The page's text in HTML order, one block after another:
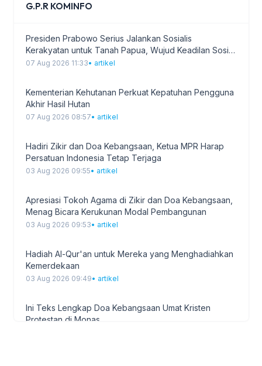
17 Jun 2025 • Rapat Kerja
20 Jun 2025 • Undangan Kegiatan
Press Release Pelaporan LKPM Tahun 2026
PETUNJUK TEKNIS
Undangan Kegiatan
G.P.R KOMINFO
Presiden Prabowo Serius Jalankan Sosialis
Kerakyatan untuk Tanah Papua, Wujud Keadilan Sosial
bagi Masyarakat Papua
07 Aug 2026 11:33• artikel
Kementerian Kehutanan Perkuat Kepatuhan Pengguna
Akhir Hasil Hutan
07 Aug 2026 08:57• artikel
Hadiri Zikir dan Doa Kebangsaan, Ketua MPR Harap
Persatuan Indonesia Tetap Terjaga
03 Aug 2026 09:55• artikel
Apresiasi Tokoh Agama di Zikir dan Doa Kebangsaan,
Menag Bicara Kerukunan Modal Pembangunan
03 Aug 2026 09:53• artikel
Hadiah Al-Qur'an untuk Mereka yang Menghadiahkan
Kemerdekaan
03 Aug 2026 09:49• artikel
Ini Teks Lengkap Doa Kebangsaan Umat Kristen
Protestan di Monas